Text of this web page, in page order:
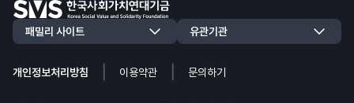
개인정보처리방침 이용약관 문의하기